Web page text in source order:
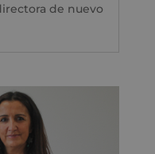
de nuevo